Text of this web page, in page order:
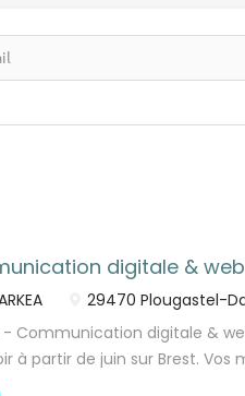
digitale &
29470 Plougastel-
- Communication digitale &
à partir de juin sur Brest. Vos
en oeuvre les